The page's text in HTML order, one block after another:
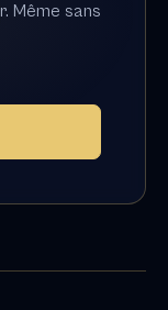
Même sans